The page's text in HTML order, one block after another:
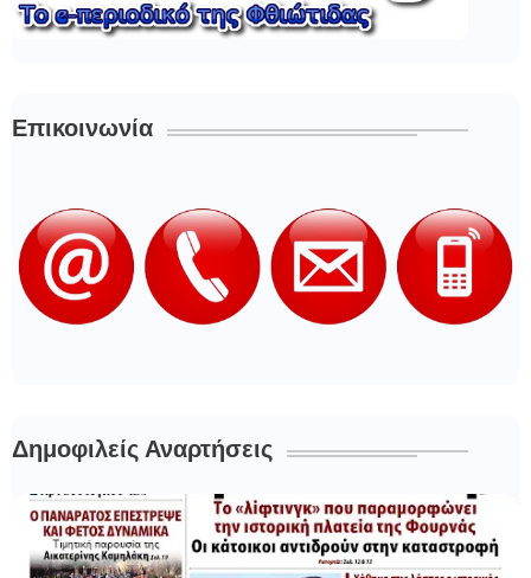
Επικοινωνία
Δημοφιλείς Αναρτήσεις